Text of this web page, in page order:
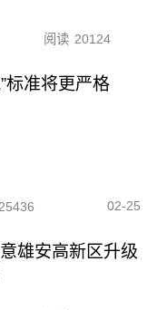
阅读 20124
标准将更严格
02-25
雄安高新区升级